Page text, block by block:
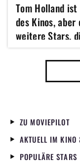
Tom Holland
des Kinos,
weitere Stars,
Man UND Die
mitspielen
ZU MOVIEPILOT
AKTUELL IM KINO
POPULÄRE STARS